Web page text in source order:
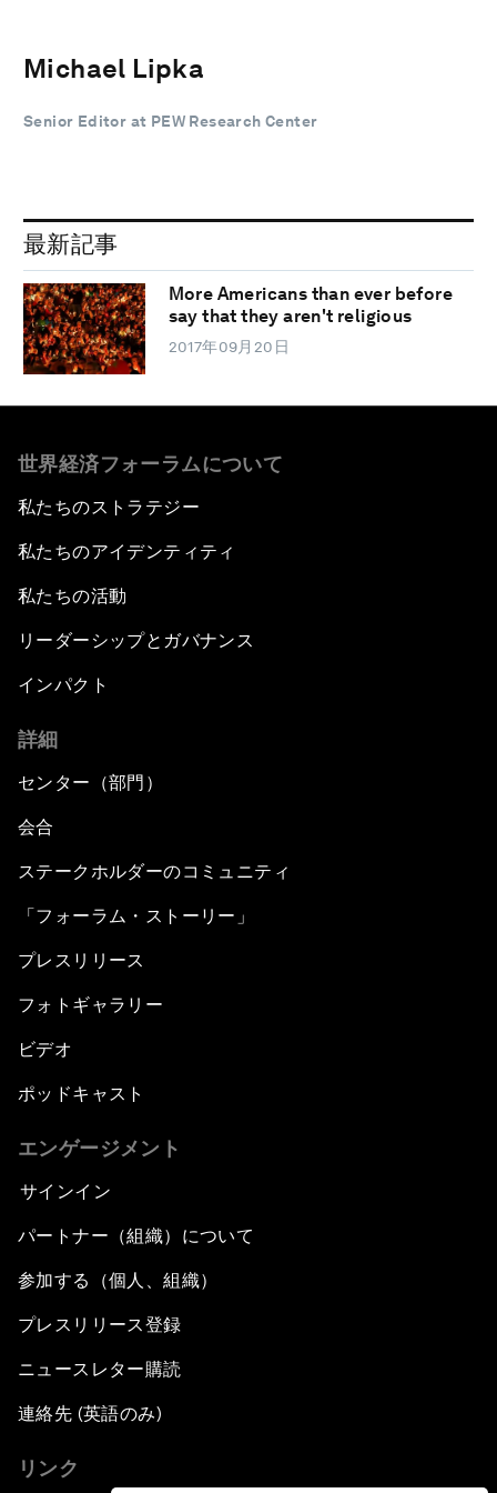
Michael Lipka
Senior Editor at PEW Research Center
最新記事
More Americans than ever before
say that they aren't religious
2017年09月20日
世界経済フォーラムについて
私たちのストラテジー
私たちのアイデンティティ
私たちの活動
リーダーシップとガバナンス
インパクト
詳細
センター（部門）
会合
ステークホルダーのコミュニティ
「フォーラム・ストーリー」
プレスリリース
フォトギャラリー
ビデオ
ポッドキャスト
エンゲージメント
サインイン
パートナー（組織）について
参加する（個人、組織）
プレスリリース登録
ニュースレター購読
連絡先 (英語のみ)
リンク